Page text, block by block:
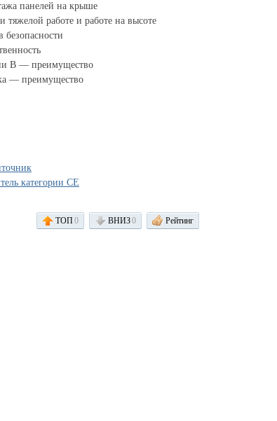
панелей на крыше
тяжелой работе и работе на высоте
безопасности
B — преимущество
— преимущество
категории CE
ТОП0 ВНИЗ0 Рейтинг